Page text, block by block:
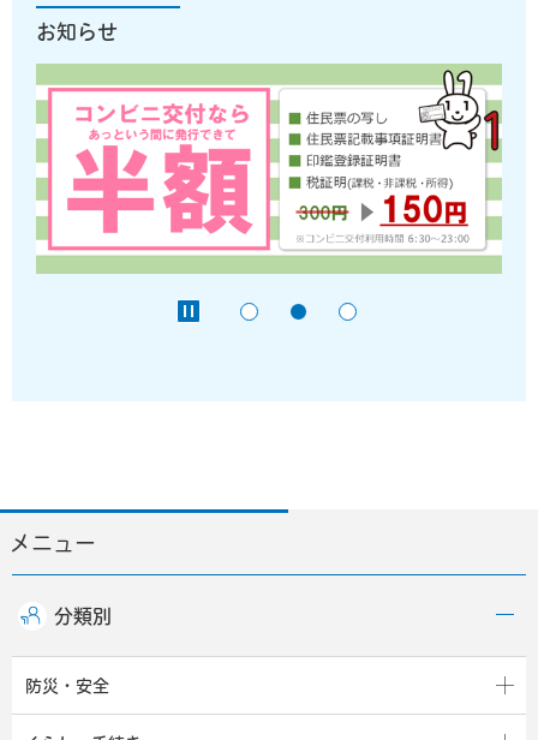
お知らせ
メニュー
分類別
防災・安全